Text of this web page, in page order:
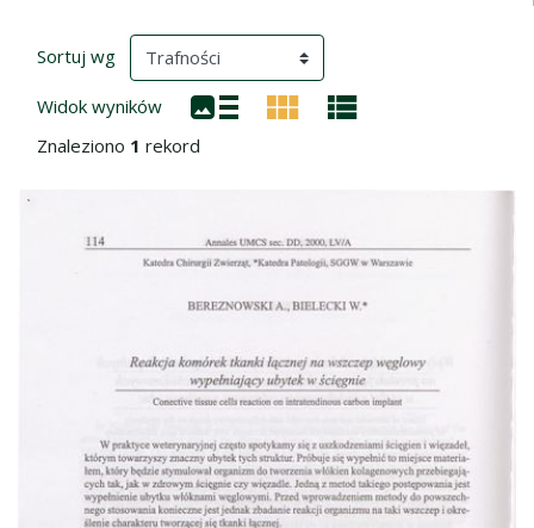
Wyniki wyszukiwania
Sortuj wg (automatyczne przeładowanie treści)
Widok wyników
Znaleziono 1 rekord